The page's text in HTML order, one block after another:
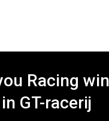
Racing
GT-racerij